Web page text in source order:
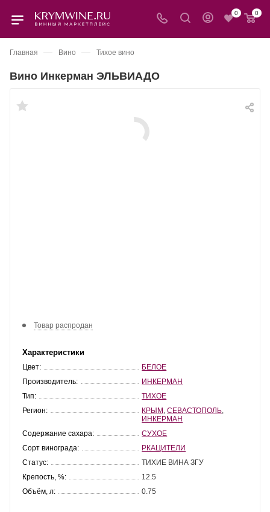
0 0
Главная — Вино — Тихое вино
Вино Инкерман ЭЛЬВИАДО
Товар распродан
Характеристики
Цвет:
БЕЛОЕ
Производитель:
ИНКЕРМАН
Тип:
ТИХОЕ
Регион:
КРЫМ ,СЕВАСТОПОЛЬ
ИНКЕРМАН
Содержание сахара:
СУХОЕ
Сорт винограда:
РКАЦИТЕЛИ
Статус:
ТИХИЕ ВИНА ЗГУ
Крепость, %:
12.5
Объём, л:
0.75